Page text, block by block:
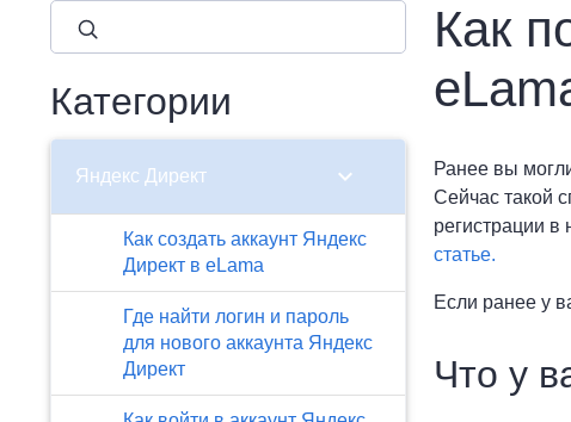
Категории
Яндекс Директ chevron_right
Как создать аккаунт Яндекс
Директ в eLama
Где найти логин и пароль
для нового аккаунта Яндекс
Директ
Как
Ранее вы
Сейчас такой
регистрации
статье.
Если ранее у
Что у